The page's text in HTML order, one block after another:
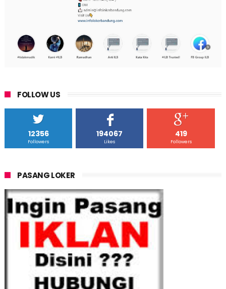
FOLLOW US
12356
Followers
194067
Likes
419
Followers
PASANG LOKER